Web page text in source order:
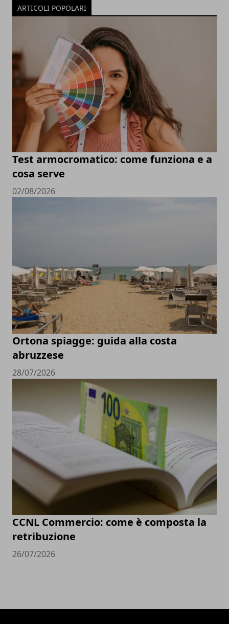
ARTICOLI POPOLARI
Test armocromatico: come funziona e a
cosa serve
02/08/2026
Ortona spiagge: guida alla costa
abruzzese
28/07/2026
CCNL Commercio: come è composta la
retribuzione
26/07/2026